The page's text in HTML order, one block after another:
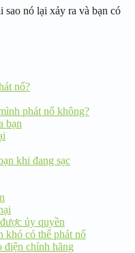
sao nó lại xảy ra và bạn có
nổ?
phát nổ không?
bạn
khi đang sạc
ủy quyền
khó có thể phát nổ
điện chính hãng